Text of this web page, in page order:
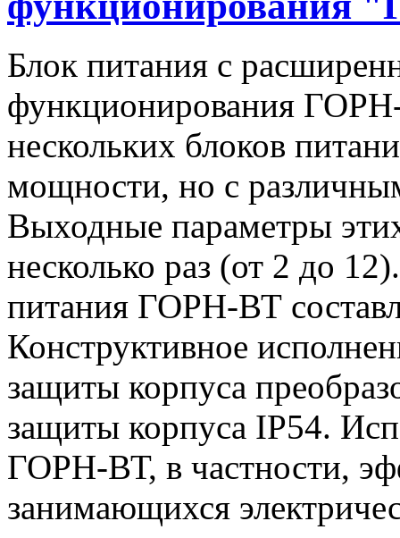
Блок питания с
функционирования
нескольких блоков
мощности, но с
Выходные параметры
несколько раз (от 2 до
питания ГОРН-ВТ
Конструктивное
защиты корпуса
защиты корпуса IP54.
ГОРН-ВТ, в частности,
занимающихся